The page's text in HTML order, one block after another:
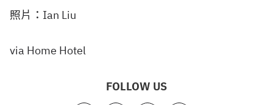
照片：Ian Liu
via Home Hotel
FOLLOW US